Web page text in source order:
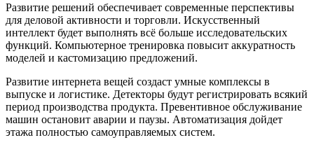
Развитие решений обеспечивает современные перспективы
для деловой активности и торговли. Искусственный
интеллект будет выполнять всё больше исследовательских
функций. Компьютерное тренировка повысит аккуратность
моделей и кастомизацию предложений.
Развитие интернета вещей создаст умные комплексы в
выпуске и логистике. Детекторы будут регистрировать всякий
период производства продукта. Превентивное обслуживание
машин остановит аварии и паузы. Автоматизация дойдет
этажа полностью самоуправляемых систем.